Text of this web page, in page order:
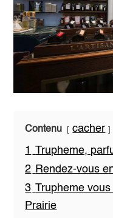
Contenu
cacher
1
Trupheme,
2 Rendez-vous
3
Trupheme
Prairie